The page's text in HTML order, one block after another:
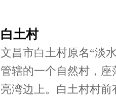
白土村
文昌市白土村原名“淡
管辖的一个自然村，
亮湾边上。白土村村